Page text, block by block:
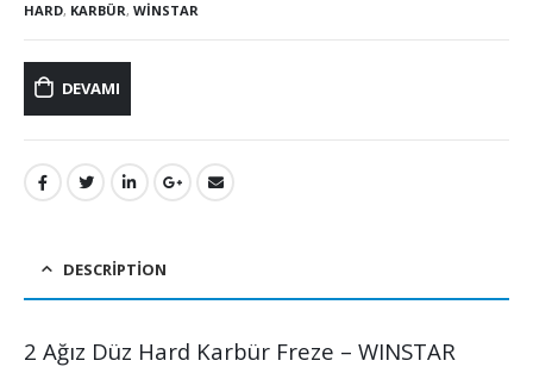
HARD, KARBÜR, WINSTAR
DEVAMI
DESCRIPTION
2 Ağız Düz Hard Karbür Freze – WINSTAR